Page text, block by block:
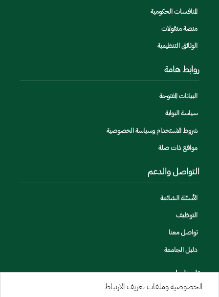
المنافسات الحكومية
منصة منقولات
الوثائق التنظيمية
روابط هامة
البيانات المفتوحة
سياسة البوابة
شروط الاستخدام وسياسة الخصوصية
مواقع ذات صلة
التواصل والدعم
الأسئلة الشائعة
التوظيف
تواصل معنا
دليل الجامعة
تابعنا على
الخصوصية وملفات تعريف الارتباط